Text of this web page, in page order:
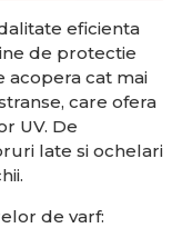
eficienta
de protectie
acopera cat mai
care ofera
UV. De
late si ochelari
de varf: